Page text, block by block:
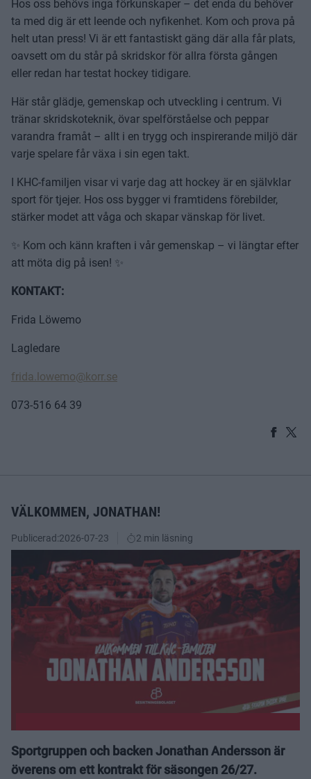
Hos oss behövs inga förkunskaper – det enda du behöver
ta med dig är ett leende och nyfikenhet. Kom och prova på
helt utan press! Vi är ett fantastiskt gäng där alla får plats,
oavsett om du står på skridskor för allra första gången
eller redan har testat hockey tidigare.
Här står glädje, gemenskap och utveckling i centrum. Vi
tränar skridskoteknik, övar spelförståelse och peppar
varandra framåt – allt i en trygg och inspirerande miljö där
varje spelare får växa i sin egen takt.
I KHC-familjen visar vi varje dag att hockey är en självklar
sport för tjejer. Hos oss bygger vi framtidens förebilder,
stärker modet att våga och skapar vänskap för livet.
✨ Kom och känn kraften i vår gemenskap – vi längtar efter
att möta dig på isen! ✨
KONTAKT:
Frida Löwemo
Lagledare
frida.lowemo@korr.se
073-516 64 39
VÄLKOMMEN, JONATHAN!
Publicerad:2026-07-23 2 min läsning
Sportgruppen och backen Jonathan Andersson är
överens om ett kontrakt för säsongen 26/27.